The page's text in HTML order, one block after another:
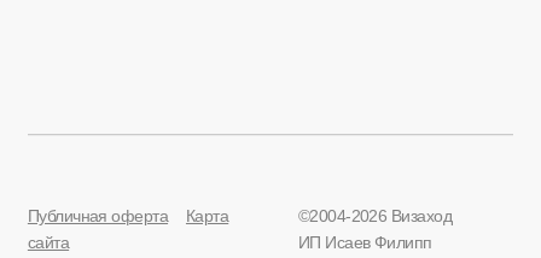
Публичная оферта
Карта
сайта
©2004-2026 Визаход
ИП Исаев Филипп